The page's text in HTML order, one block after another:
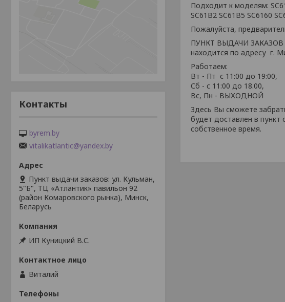
Подходит к моделям:
SC61B2 SC61B5 SC6160
Пожалуйста,
ПУНКТ ВЫДАЧИ ЗАКАЗОВ
находится по адресу г.
Работаем:
Вт - Пт с 11:00 до 19:00,
Сб - с 11:00 до 18.00,
Вс, Пн - ВЫХОДНОЙ
Здесь Вы сможете
будет доставлен в
собственное время.
Контакты
byrem.by
vitalikatlantic@yandex.by
Пункт выдачи заказов: ул. Кульман,
5"Б", ТЦ «Атлантик» павильон 92
(район Комаровского рынка), Минск,
Беларусь
ИП Куницкий В.С.
Виталий